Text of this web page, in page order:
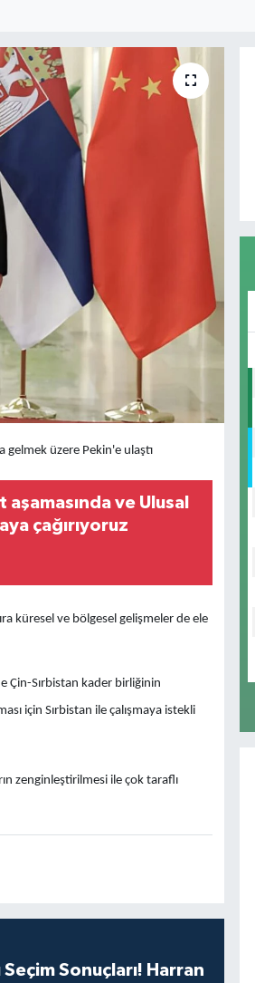
gelmek üzere Pekin'e ulaştı
ve Ulusal
çağırıyoruz
küresel ve bölgesel gelişmeler de ele
Çin-Sırbistan kader birliğinin
için Sırbistan ile çalışmaya istekli
zenginleştirilmesi ile çok taraflı
Sonuçları! Harran